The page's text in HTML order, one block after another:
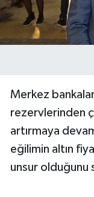
Merkez
rezervlerinden
artırmaya
eğilimin altın
unsur olduğunu